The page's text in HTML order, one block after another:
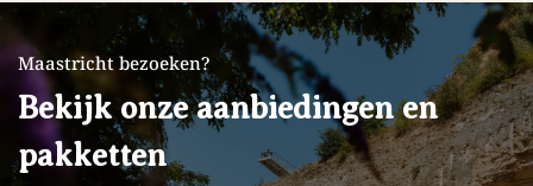
Maastricht bezoeken?
Bekijk onze aanbiedingen en
pakketten